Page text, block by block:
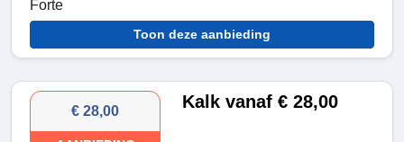
Forte
Toon deze aanbieding
€ 28,00 Kalk vanaf € 28,00